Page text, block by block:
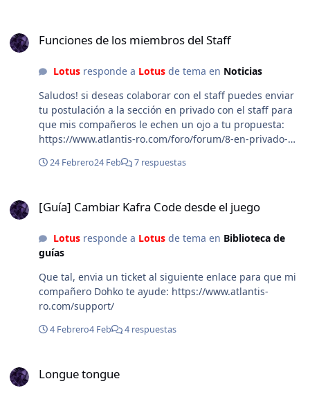
Funciones de los miembros del Staff
Lotusresponde a Lotusde tema en Noticias
Saludos! si deseas colaborar con el staff puedes enviar
tu postulación a la sección en privado con el staff para
que mis compañeros le echen un ojo a tu propuesta:
https://www.atlantis-ro.com/foro/forum/8-en-privado-
24 Febrero24 Feb 7 respuestas
[Guía] Cambiar Kafra Code desde el juego
Lotusresponde a Lotusde tema en Biblioteca de
guías
Que tal, envia un ticket al siguiente enlace para que mi
compañero Dohko te ayude: https://www.atlantis-
ro.com/support/
4 Febrero4 Feb 4 respuestas
Longue tongue